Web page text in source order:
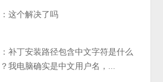
：这个解决了吗
：补丁安装路径包含中文字符是什么
我电脑确实是中文用户名，...